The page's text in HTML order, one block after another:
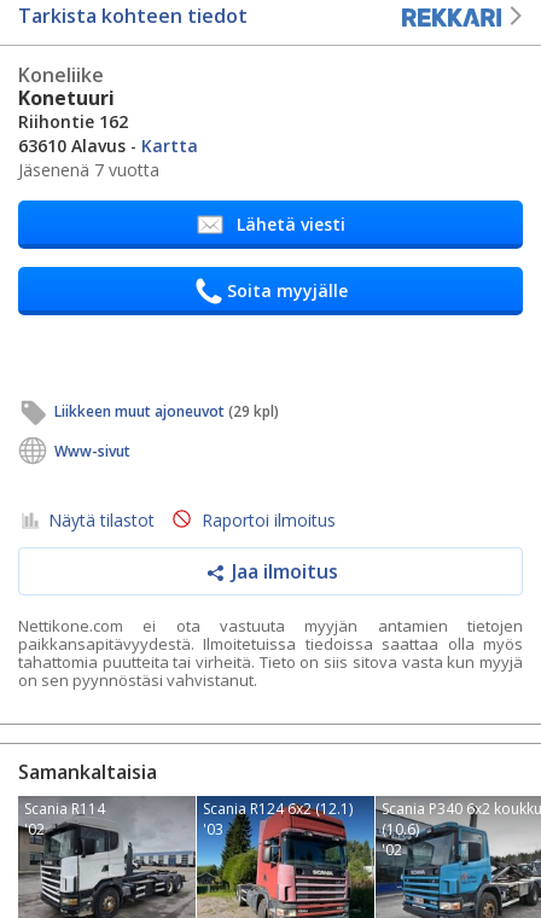
Tarkista kohteen tiedot
Koneliike
Konetuuri
Riihontie 162
63610 Alavus - Kartta
Jäsenenä 7 vuotta
Lähetä viesti
Soita myyjälle
Liikkeen muut ajoneuvot(29 kpl)
Www-sivut
Näytä tilastot Raportoi ilmoitus
Jaa ilmoitus
Nettikone.com ei ota vastuuta myyjän antamien tietojen
paikkansapitävyydestä. Ilmoitetuissa tiedoissa saattaa olla myös
tahattomia puutteita tai virheitä. Tieto on siis sitova vasta kun myyjä
on sen pyynnöstäsi vahvistanut.
Samankaltaisia
Scania R114
'02
Scania R124 6x2 (12.1)
'03
Scania P340 6x2 koukku
(10.6)
'02